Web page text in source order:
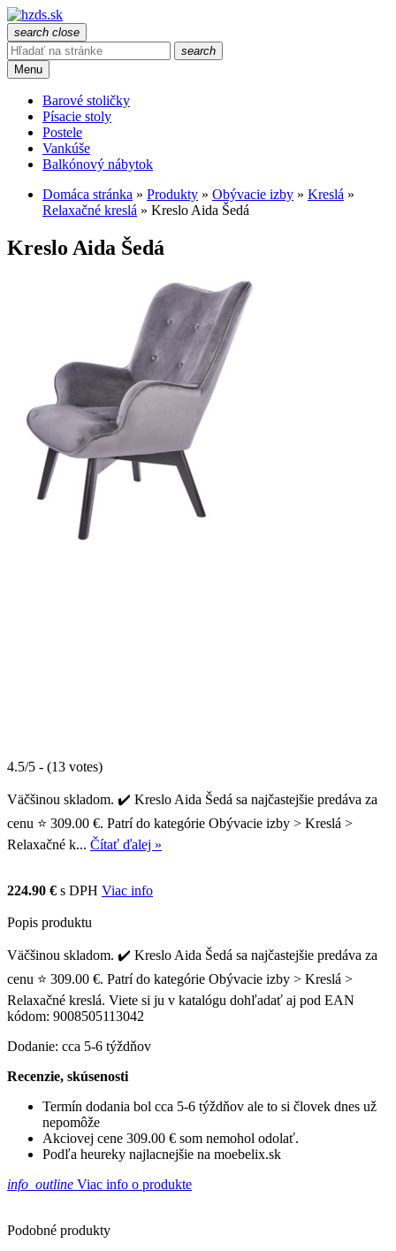
search close
search
Menu
Barové stoličky
Písacie stoly
Postele
Vankúše
Balkónový nábytok
Domáca stránka » Produkty » Obývacie izby » Kreslá »
Relaxačné kreslá » Kreslo Aida Šedá
Kreslo Aida Šedá
4.5/5 - (13 votes)
Väčšinou skladom. ✔️ Kreslo Aida Šedá sa najčastejšie predáva za
cenu ⭐ 309.00 €. Patrí do kategórie Obývacie izby > Kreslá >
Relaxačné k... Čítať ďalej »
224.90 € s DPH Viac info
Popis produktu
Väčšinou skladom. ✔️ Kreslo Aida Šedá sa najčastejšie predáva za
cenu ⭐ 309.00 €. Patrí do kategórie Obývacie izby > Kreslá >
Relaxačné kreslá. Viete si ju v katalógu dohľadať aj pod EAN
kódom: 9008505113042
Dodanie: cca 5-6 týždňov
Recenzie, skúsenosti
Termín dodania bol cca 5-6 týždňov ale to si človek dnes už
nepomôže
Akciovej cene 309.00 € som nemohol odolať.
Podľa heureky najlacnejšie na moebelix.sk
info_outline Viac info o produkte
Podobné produkty